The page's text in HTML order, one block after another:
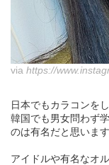
via https://
日本でもカラコンを
韓国でも男女問わず
のは有名だと思いま
アイドルや有名なオ